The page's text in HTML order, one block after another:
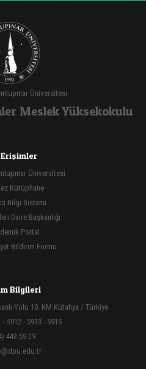
Üniversitesi
Meslek Yüksekokulu
Erişimler
Üniversitesi
Kütüphane
Bilgi Sistemi
Daire Başkanlığı
Portal
Bildirim Formu
Bilgileri
Yolu 10. KM Kütahya / Türkiye
- 5912 - 5913 - 5915
443 59 29